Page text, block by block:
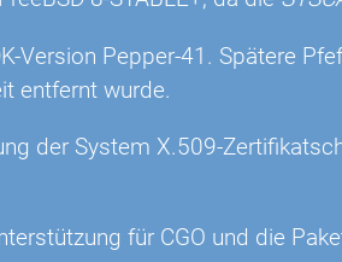
Version Pepper-41. Spätere
entfernt wurde.
der System X.509-
für CGO und die